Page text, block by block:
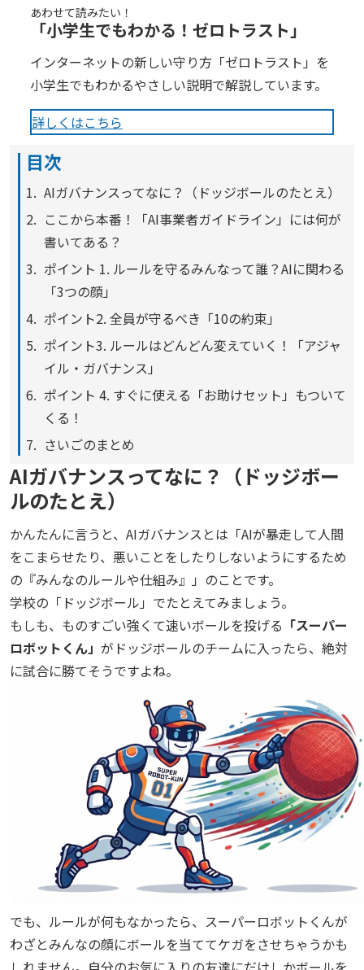
あわせて読みたい！
「小学生でもわかる！ゼロトラスト」
インターネットの新しい守り方「ゼロトラスト」を
小学生でもわかるやさしい説明で解説しています。
詳しくはこちら
目次
AIガバナンスってなに？（ドッジボールのたとえ）
ここから本番！「AI事業者ガイドライン」には何が
書いてある？
ポイント 1. ルールを守るみんなって誰？AIに関わる
「3つの顔」
ポイント2. 全員が守るべき「10の約束」
ポイント3. ルールはどんどん変えていく！「アジャ
イル・ガバナンス」
ポイント 4. すぐに使える「お助けセット」もついて
くる！
さいごのまとめ
AIガバナンスってなに？（ドッジボー
ルのたとえ）
かんたんに言うと、AIガバナンスとは「AIが暴走して人間
をこまらせたり、悪いことをしたりしないようにするため
の『みんなのルールや仕組み』」のことです。
学校の「ドッジボール」でたとえてみましょう。
もしも、ものすごい強くて速いボールを投げる 「スーパー
ロボットくん」 がドッジボールのチームに入ったら、絶対
に試合に勝てそうですよね。
でも、ルールが何もなかったら、スーパーロボットくんが
わざとみんなの顔にボールを当ててケガをさせちゃうかも